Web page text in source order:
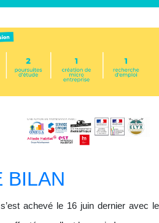
BILAN
achevé le 16 juin dernier avec le